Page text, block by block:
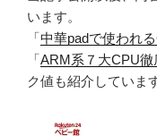
います。
「中華padで使われ
「ARM系７大CPU徹
ク値も紹介していま